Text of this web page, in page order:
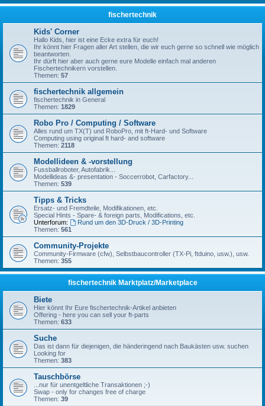
fischertechnik
Kids' Corner
Hallo Kids, hier ist eine Ecke extra für euch!
Ihr könnt hier Fragen aller Art stellen, die wir euch gerne so schnell wie möglich
beantworten.
Ihr dürft hier aber auch gerne eure Modelle einfach mal anderen
Fischertechnikern vorstellen.
Themen: 57
fischertechnik allgemein
fischertechnik in General
Themen: 1829
Robo Pro / Computing / Software
Alles rund um TX(T) und RoboPro, mit ft-Hard- und Software
Computing using original ft hard- and software
Themen: 2118
Modellideen & -vorstellung
Fussballroboter, Autofabrik...
Modellideas &- presentation - Soccerrobot, Carfactory...
Themen: 539
Tipps & Tricks
Ersatz- und Fremdteile, Modifikationen, etc.
Special Hints - Spare- & foreign parts, Modifications, etc.
Unterforum:
Rund um den 3D-Druck / 3D-Printing
Themen: 561
Community-Projekte
Community-Firmware (cfw), Selbstbaucontroller (TX-Pi, ftduino, usw.), usw.
Themen: 355
fischertechnik Marktplatz/Marketplace
Biete
Hier könnt Ihr Eure fischertechnik-Artikel anbieten
Offering - here you can sell your ft-parts
Themen: 633
Suche
Das ist dann für diejenigen, die händeringend nach Baukästen usw. suchen
Looking for
Themen: 383
Tauschbörse
...nur für unentgeltliche Transaktionen ;-)
Swap - only for changes free of charge
Themen: 39